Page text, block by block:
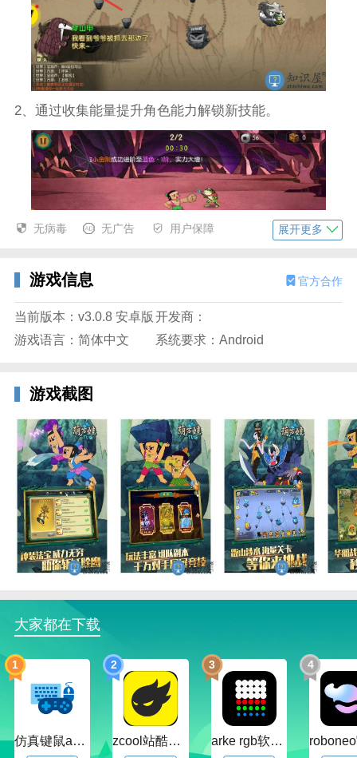
2、通过收集能量提升角色能力解锁新技能。
3、挑战强大妖精首领最终成功救出爷爷。
渠道手游葫芦娃tv版介绍
根据经典国产动画《葫芦兄弟》改编，再现最真实的童
年记忆。游戏挥别传统AI组队，策略搭配默契组合，与
义，百余关卡扥你来战。原汁原味的角色造型，精度还
原的故事清洁，都将唤醒你内心深处的童年梦......
无病毒 无广告 用户保障 展开更多
游戏信息 官方合作
当前版本：v3.0.8 安卓版 开发商：
游戏语言：简体中文
系统要求：Android
游戏截图
大家都在下载
1
仿真键鼠app官方版下载v1.4.3.58 安卓最新版
2
zcool站酷官方版下载v5.15.0 安卓最新版本
3
arke rgb软件下载v20.0 安卓版
4